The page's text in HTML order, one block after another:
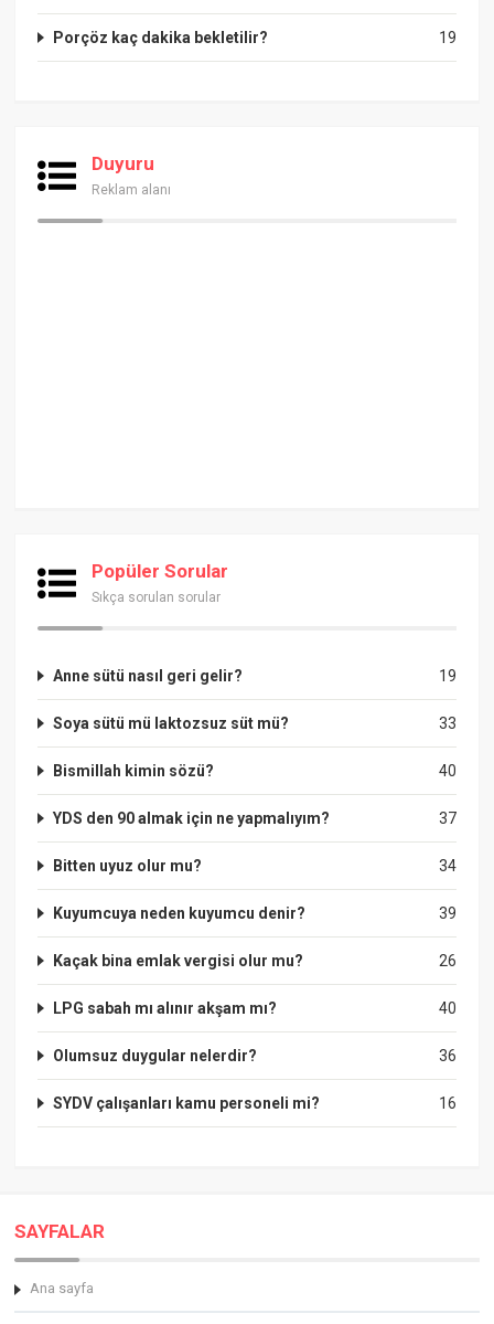
19
Porçöz kaç dakika bekletilir?
Duyuru
Reklam alanı
Popüler Sorular
Sıkça sorulan sorular
19
Anne sütü nasıl geri gelir?
33
Soya sütü mü laktozsuz süt mü?
40
Bismillah kimin sözü?
37
YDS den 90 almak için ne yapmalıyım?
34
Bitten uyuz olur mu?
39
Kuyumcuya neden kuyumcu denir?
26
Kaçak bina emlak vergisi olur mu?
40
LPG sabah mı alınır akşam mı?
36
Olumsuz duygular nelerdir?
16
SYDV çalışanları kamu personeli mi?
SAYFALAR
Ana sayfa